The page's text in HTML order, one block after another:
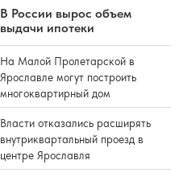
В России вырос объем
выдачи ипотеки
На Малой Пролетарской в
Ярославле могут построить
многоквартирный дом
Власти отказались расширять
внутриквартальный проезд в
центре Ярославля